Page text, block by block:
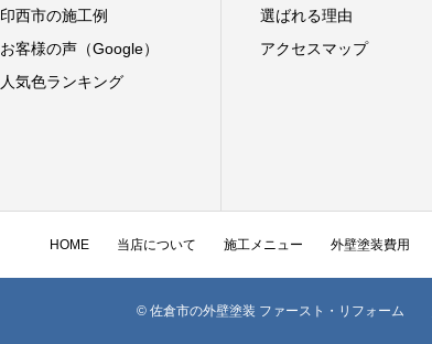
印西市の施工例
お客様の声（Google）
人気色ランキング
選ばれる理由
アクセスマップ
HOME 当店について 施工メニュー 外壁塗装費用
© 佐倉市の外壁塗装 ファースト・リフォーム